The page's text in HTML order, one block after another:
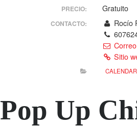
PRECIO: Gratuito
CONTACTO:
Rocío
Sitio
Pop Up